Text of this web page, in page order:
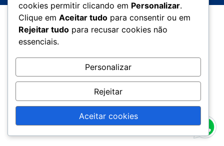
cookies permitir clicando em Personalizar.
Clique em Aceitar tudo para consentir ou em
Rejeitar tudo para recusar cookies não
essenciais.
Personalizar
Rejeitar
Aceitar cookies